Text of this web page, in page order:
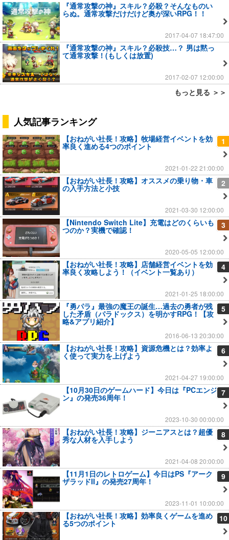
『通常攻撃の神』スキル？必殺？そんなものい
らぬ。通常攻撃だけだけど奥が深いRPG！！
2017-04-07 18:47:00
『通常攻撃の神』スキル？必殺技…？ 男は黙っ
て通常攻撃！(もしくは放置)
2017-02-07 12:00:00
もっと見る ＞＞
人気記事ランキング
1
【おねがい社長！攻略】牧場経営イベントを効
率良く進める4つのポイント
2021-01-22 21:00:00
2
【おねがい社長！攻略】オススメの乗り物・車
の入手方法と小技
2021-03-30 12:00:00
3
【Nintendo Switch Lite】充電はどのくらいも
つのか？実機で確認！
2020-05-05 12:00:00
4
【おねがい社長！攻略】店舗経営イベントを効
率良く攻略しよう！（イベント一覧あり）
2021-01-25 18:00:00
5
『勇パラ』最強の魔王の誕生…過去の勇者が残
した矛盾（パラドックス）を明かすRPG！【攻
略&アプリ紹介】
2016-06-13 20:30:00
6
【おねがい社長！攻略】資源危機とは？効率よ
く使って実力を上げよう
2021-04-27 19:00:00
7
【10月30日のゲームハード】今日は『PCエンジ
ン』の発売36周年！
2023-10-30 00:00:00
8
【おねがい社長！攻略】ジーニアスとは？超優
秀な人材を入手しよう
2021-04-08 20:00:00
9
【11月1日のレトロゲーム】今日はPS『アーク
ザラッドII』の発売27周年！
2023-11-01 10:00:00
10
【おねがい社長！攻略】効率良くゲームを進め
る5つのポイント